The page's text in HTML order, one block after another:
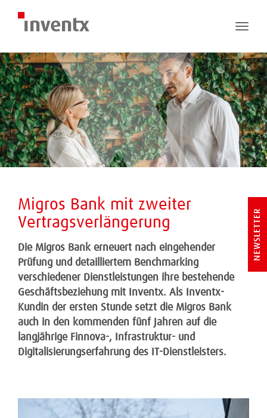
Toggle
Migros Bank mit zweiter
Vertragsverlängerung
Die Migros Bank erneuert nach eingehender
Prüfung und detailliertem Benchmarking
verschiedener Dienstleistungen ihre bestehende
Geschäftsbeziehung mit Inventx. Als Inventx-
Kundin der ersten Stunde setzt die Migros Bank
auch in den kommenden fünf Jahren auf die
langjährige Finnova-, Infrastruktur- und
Digitalisierungserfahrung des IT-Dienstleisters.
NEWSLETTER